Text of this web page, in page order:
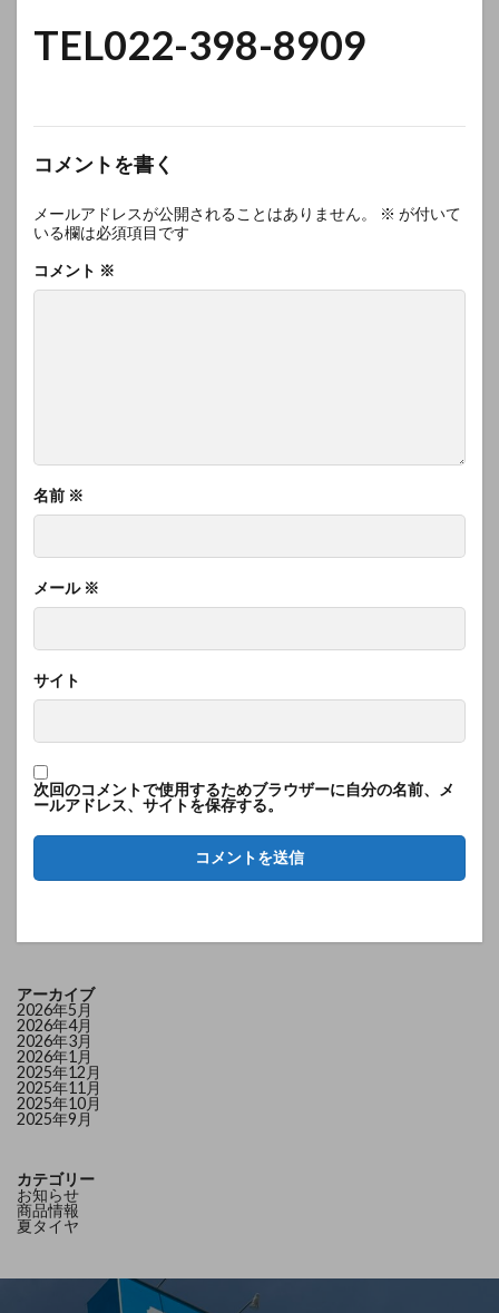
TEL022-398-8909
コメントを書く
メールアドレスが公開されることはありません。 ※ が付いて
いる欄は必須項目です
コメント ※
名前 ※
メール ※
サイト
次回のコメントで使用するためブラウザーに自分の名前、メ
ールアドレス、サイトを保存する。
アーカイブ
2026年5月
2026年4月
2026年3月
2026年1月
2025年12月
2025年11月
2025年10月
2025年9月
カテゴリー
お知らせ
商品情報
夏タイヤ